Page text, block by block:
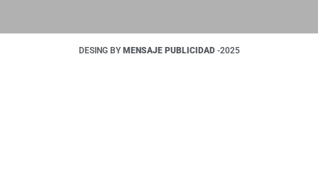
DESING BY MENSAJE PUBLICIDAD -2025